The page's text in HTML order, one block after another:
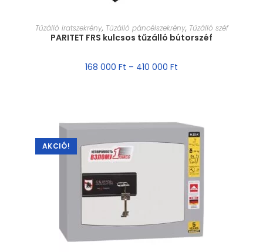
MÉRET VÁLASZTÁSA
Tűzálló iratszekrény, Tűzálló páncélszekrény, Tűzálló széf
PARITET FRS kulcsos tűzálló bútorszéf
168 000 Ft – 410 000 Ft
AKCIÓ!